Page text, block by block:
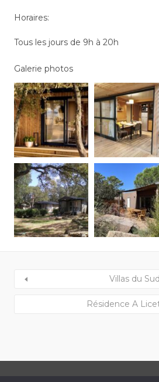
Horaires:
Tous les jours de 9h à 20h
Galerie photos
Villas du Sud
Résidence A